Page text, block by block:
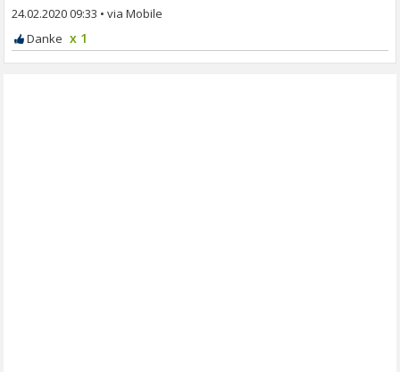
24.02.2020 09:33 •
x 1